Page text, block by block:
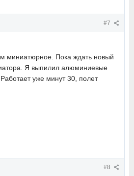
#7
миниатюрное. Пока ждать новый
Я выпилил алюминиевые
уже минут 30, полет
#8